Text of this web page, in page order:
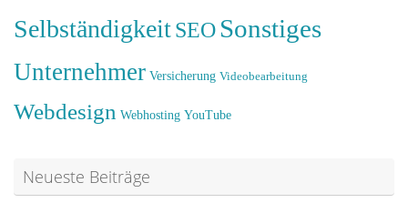
SelbständigkeitSEO Sonstiges
Unternehmer Versicherung Videobearbeitung
Webdesign Webhosting YouTube
Neueste Beiträge